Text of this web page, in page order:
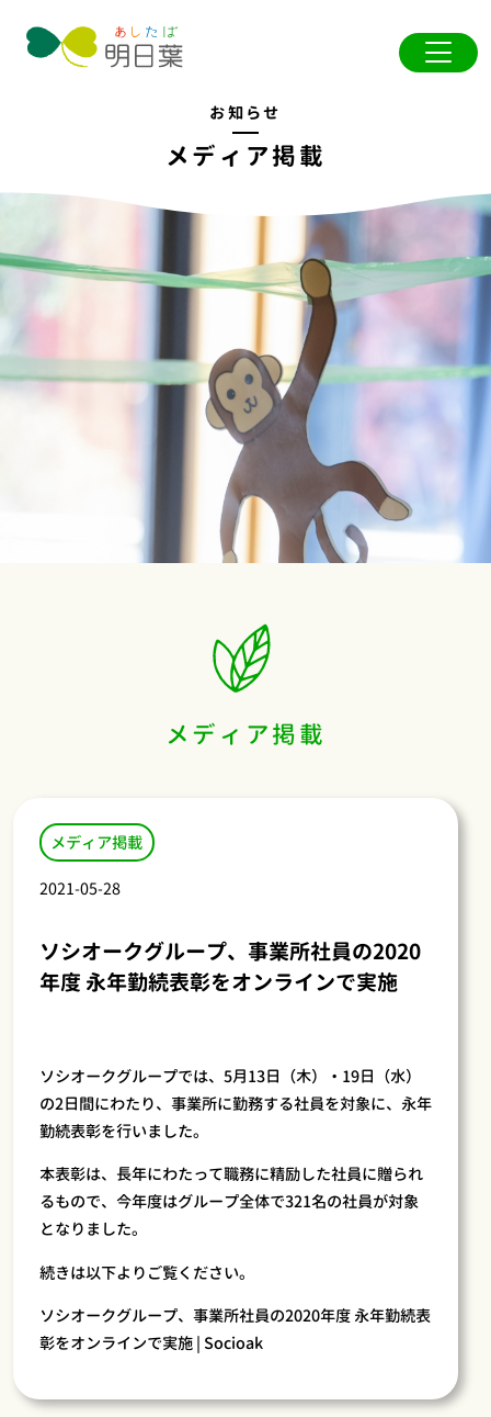
お知らせ
メディア掲載
メディア掲載
メディア掲載
2021-05-28
ソシオークグループ、事業所社員の2020
年度 永年勤続表彰をオンラインで実施
ソシオークグループでは、5月13日（木）・19日（水）
の2日間にわたり、事業所に勤務する社員を対象に、永年
勤続表彰を行いました。
本表彰は、長年にわたって職務に精励した社員に贈られ
るもので、今年度はグループ全体で321名の社員が対象
となりました。
続きは以下よりご覧ください。
ソシオークグループ、事業所社員の2020年度 永年勤続表
彰をオンラインで実施 | Socioak